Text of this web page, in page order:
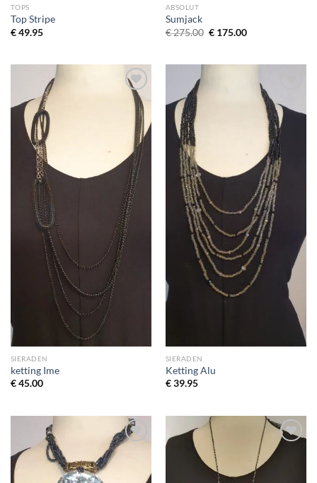
TOPS
Top Stripe
€49.95
ABSOLUT
Sumjack
€275.00 Oorspronkelijke
€175.00Huidige
Toevoegen
wenslijst
SIERADEN
ketting Ime
€45.00
Toevoegen
aan
wenslijst
SIERADEN
Ketting Alu
€39.95
Toevoegen
Toevoegen